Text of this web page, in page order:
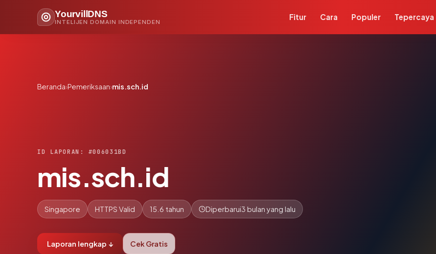
YourvillDNS
INTELIJEN DOMAIN INDEPENDEN
Fitur Cara Populer Tepercaya
Beranda›Pemeriksaan›mis.sch.id
ID LAPORAN: #006031BD
mis.sch.id
Singapore HTTPS Valid 15.6 tahun Diperbarui3 bulan yang lalu
Laporan lengkap ↓ Cek Gratis